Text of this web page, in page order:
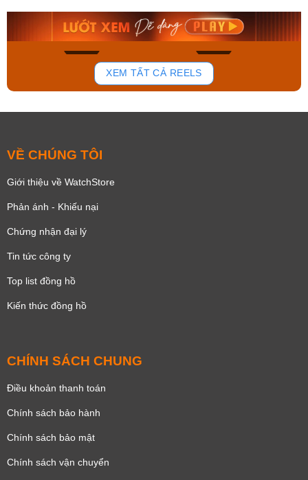
132
Mua ngay Mua ngay
XEM TẤT CẢ REELS
VỀ CHÚNG TÔI
Giới thiệu về WatchStore
Phản ánh - Khiếu nại
Chứng nhận đại lý
Tin tức công ty
Top list đồng hồ
Kiến thức đồng hồ
CHÍNH SÁCH CHUNG
Điều khoản thanh toán
Chính sách bảo hành
Chính sách bảo mật
Chính sách vận chuyển